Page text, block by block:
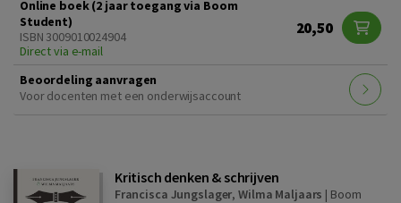
Online boek (2 jaar toegang via Boom
Student)
ISBN 3009010024904
Direct via e-mail
20,50
Beoordeling aanvragen
Voor docenten met een onderwijsaccount
Kritisch denken & schrijven
Francisca Jungslager,Wilma Maljaars | Boom